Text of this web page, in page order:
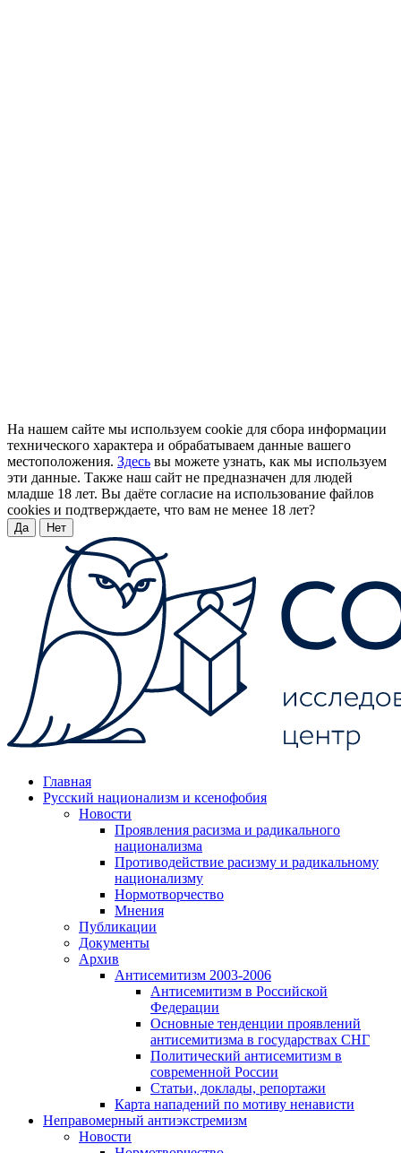
На нашем сайте мы используем cookie для сбора информации
технического характера и обрабатываем данные вашего
местоположения. Здесь вы можете узнать, как мы используем
эти данные. Также наш сайт не предназначен для людей
младше 18 лет. Вы даёте согласие на использование файлов
cookies и подтверждаете, что вам не менее 18 лет?
Да Нет
Главная
Русский национализм и ксенофобия
Новости
Проявления расизма и радикального
национализма
Противодействие расизму и радикальному
национализму
Нормотворчество
Мнения
Публикации
Документы
Архив
Антисемитизм 2003-2006
Антисемитизм в Российской
Федерации
Основные тенденции проявлений
антисемитизма в государствах СНГ
Политический антисемитизм в
современной России
Статьи, доклады, репортажи
Карта нападений по мотиву ненависти
Неправомерный антиэкстремизм
Новости